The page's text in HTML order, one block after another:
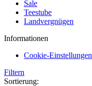
Sale
Teestube
Landvergnügen
Informationen
Cookie-Einstellungen
Filtern
Sortierung: